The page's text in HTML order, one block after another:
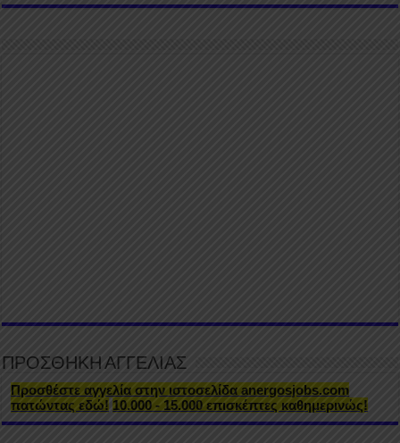
ΠΡΟΣΘΗΚΗ ΑΓΓΕΛΙΑΣ
Προσθέστε αγγελία στην ιστοσελίδα anergosjobs.com
πατώντας εδώ! 10.000 - 15.000 επισκέπτες καθημερινώς!